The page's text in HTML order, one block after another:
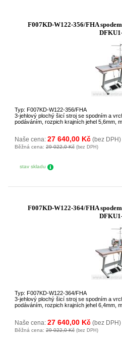
F007KD-W122-356/FHA
Typ: F007KD-W122-356/FHA
3-jehlový plochý šicí stroj se spodním a
podáváním, rozpich krajních jehel 5,6mm,
Naše cena: 27 640,00 Kč (bez DPH)
Běžná cena: 29 022,0 Kč (bez DPH)
stav skladu
F007KD-W122-364/FHA
Typ: F007KD-W122-364/FHA
3-jehlový plochý šicí stroj se spodním a
podáváním, rozpich krajních jehel 6,4mm,
Naše cena: 27 640,00 Kč (bez DPH)
Běžná cena: 29 022,0 Kč (bez DPH)